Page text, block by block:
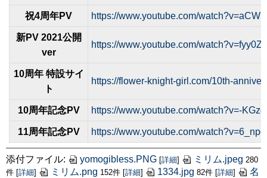
祝4周年PV https://www.youtube.com/
新PV 2021公開
ver
https://www.youtube.com/
10周年 特設サイ
ト
https://flower-knight-girl.com/10th-
10周年記念PV https://www.youtube.com/watch?v=-
11周年記念PV https://www.youtube.com/
添付ファイル: yomogibless.PNG [詳細] ミリム.jpeg 280
件 [詳細] ミリム.png 152件 [詳細] 1334.jpg 82件 [詳細]
名